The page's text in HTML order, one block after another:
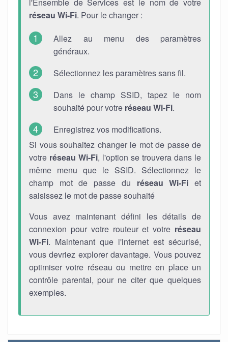
réseau Wi-Fi. Pour le changer :
Allez au menu des paramètres
généraux.
Sélectionnez les paramètres sans fil.
Dans le champ SSID, tapez le nom
souhaité pour votre réseau Wi-Fi.
Enregistrez vos modifications.
Si vous souhaitez changer le mot de passe de
votre réseau Wi-Fi, l'option se trouvera dans le
même menu que le SSID. Sélectionnez le
champ mot de passe du réseau Wi-Fi et
saisissez le mot de passe souhaité
Vous avez maintenant défini les détails de
connexion pour votre routeur et votre réseau
Wi-Fi. Maintenant que l'internet est sécurisé,
vous devriez explorer davantage. Vous pouvez
optimiser votre réseau ou mettre en place un
contrôle parental, pour ne citer que quelques
exemples.